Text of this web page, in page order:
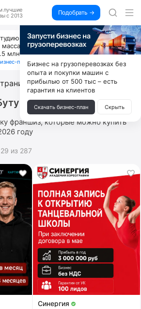
лучшие
с 2013
Подобрать →
где не колют и не режут,
массаж лица руками и в первый же год
млн
план ↓
4
франшиз, которые можно купить
году
29 из 287
Синергия
Бизнес на грузоперевозках без
опыта и покупки машин с
прибылью от 500 тыс – есть
гарантия на клиентов
Скачать бизнес-план Скрыть